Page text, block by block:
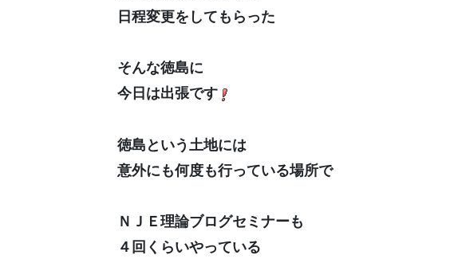
日程変更をしてもらった
そんな徳島に
今日は出張です
徳島という土地には
意外にも何度も行っている場所で
ＮＪＥ理論ブログセミナーも
４回くらいやっている